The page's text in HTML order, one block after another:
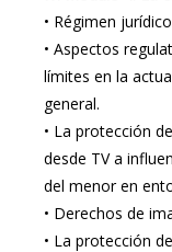
• Régimen
• Aspectos
límites en la
general.
• La protección
desde TV a
del menor en
• Derechos de
• La protección